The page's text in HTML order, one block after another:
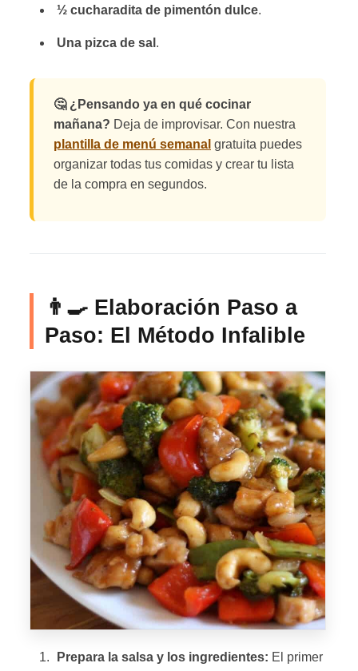
½ cucharadita de pimentón dulce.
Una pizca de sal .
🤔 ¿Pensando ya en qué cocinar
mañana? Deja de improvisar. Con nuestra
plantilla de menú semanal gratuita puedes
organizar todas tus comidas y crear tu lista
de la compra en segundos.
👨‍🍳 Elaboración Paso a
Paso: El Método Infalible
Prepara la salsa y los ingredientes: El primer